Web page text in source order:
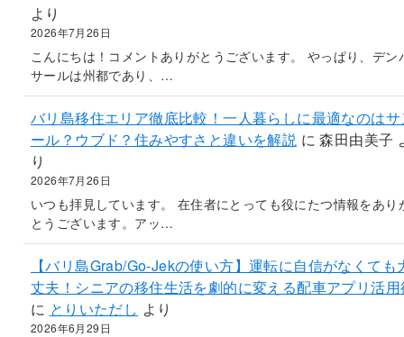
より
2026年7月26日
こんにちは！コメントありがとうございます。 やっぱり、デン
サールは州都であり、…
バリ島移住エリア徹底比較！一人暮らしに最適なのはサ
ール？ウブド？住みやすさと違いを解説 に森田由美子
り
2026年7月26日
いつも拝見しています。 在住者にとっても役にたつ情報をあり
とうございます。アッ…
【バリ島Grab/Go-Jekの使い方】運転に自信がなくても
丈夫！シニアの移住生活を劇的に変える配車アプリ活用
に とりいただし より
2026年6月29日